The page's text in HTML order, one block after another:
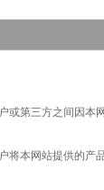
或第三方之间因本
将本网站提供的产